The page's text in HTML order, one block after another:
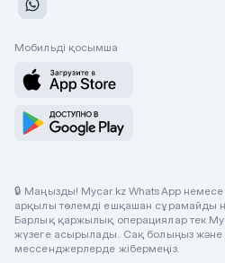
Мобильді қосымша
🔒 Маңызды! Mycar.kz WhatsApp
арқылы төлемді ешқашан сұрамайды
Барлық қаржылық операциялар тек
жүзеге асырылады. Сақ болыңыз және
мессенджерлерде жібермеңіз.